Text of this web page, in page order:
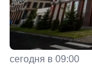
сегодня в 09:00